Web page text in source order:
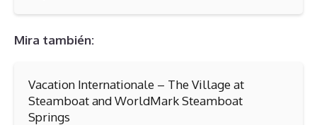
Mira también:
Vacation Internationale – The Village at
Steamboat and WorldMark Steamboat
Springs